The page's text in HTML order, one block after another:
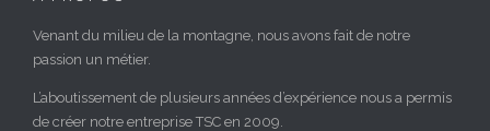
Venant du milieu de la montagne, nous avons fait de notre
passion un métier.
L’aboutissement de plusieurs années d’expérience nous a permis
de créer notre entreprise TSC en 2009.